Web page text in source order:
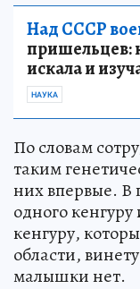
Над СССР
пришельцев:
искала и
НАУКА
По словам
таким
них впервые. В
одного
кенгуру,
области,
малышки нет.